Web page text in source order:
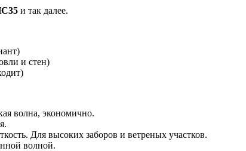
и так далее.
и стен)
волна, экономично.
Для высоких заборов и ветреных участков.
волной.